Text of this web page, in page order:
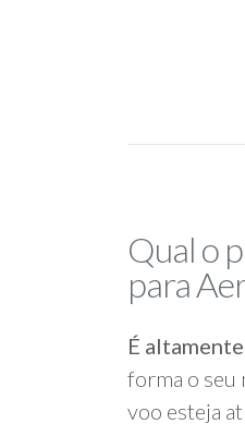
Qual o
para
É
forma o seu
voo esteja